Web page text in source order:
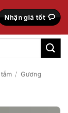
Nhận giá tốt
/ Gương